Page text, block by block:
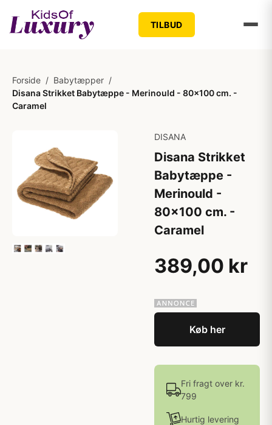
TILBUD
Forside / Babytæpper /
Disana Strikket Babytæppe - Merinould - 80x100 cm. -
Caramel
DISANA
Disana Strikket
Babytæppe -
Merinould -
80x100 cm. -
Caramel
389,00 kr
Køb her
Fri fragt over kr.
799
Hurtig levering